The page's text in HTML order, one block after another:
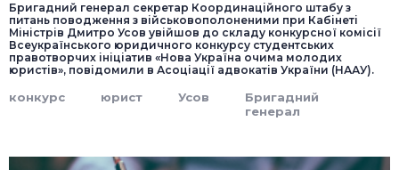
Бригадний генерал секретар Координаційного штабу з
питань поводження з військовополоненими при Кабінеті
Міністрів Дмитро Усов увійшов до складу конкурсної комісії
Всеукраїнського юридичного конкурсу студентських
правотворчих ініціатив «Нова Україна очима молодих
юристів», повідомили в Асоціації адвокатів України (НААУ).
конкурс юрист Усов
Бригадний
генерал